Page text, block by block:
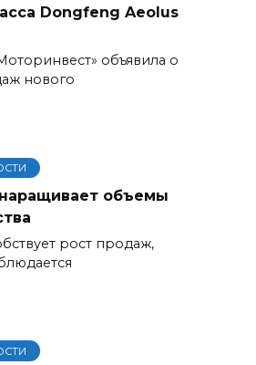
Dongfeng Aeolus
объявила о
нового
объемы
рост продаж,